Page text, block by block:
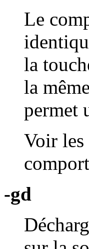
Le
la
la
permet
Voir
-gd